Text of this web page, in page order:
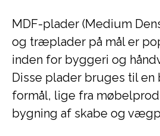
MDF-plader (Medium
og træplader på mål er
inden for byggeri og
Disse plader bruges til
formål, lige fra
bygning af skabe og